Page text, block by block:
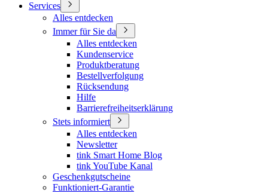
Services
Alles entdecken
Immer für Sie da
Alles entdecken
Kundenservice
Produktberatung
Bestellverfolgung
Rücksendung
Hilfe
Barrierefreiheitserklärung
Stets informiert
Alles entdecken
Newsletter
tink Smart Home Blog
tink YouTube Kanal
Geschenkgutscheine
Funktioniert-Garantie